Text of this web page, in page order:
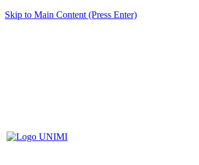
Skip to Main Content (Press Enter)